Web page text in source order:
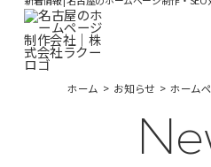
ホーム > お知らせ >ホームペ